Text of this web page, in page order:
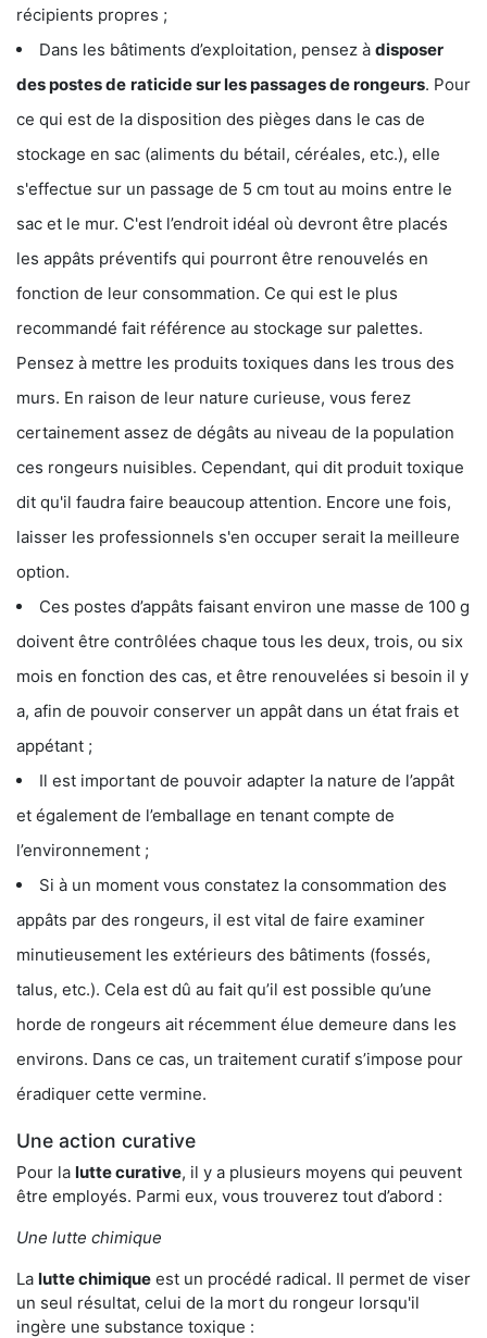
récipients propres ;
Dans les bâtiments d’exploitation, pensez à disposer
des postes de raticide sur les passages de rongeurs. Pour
ce qui est de la disposition des pièges dans le cas de
stockage en sac (aliments du bétail, céréales, etc.), elle
s'effectue sur un passage de 5 cm tout au moins entre le
sac et le mur. C'est l’endroit idéal où devront être placés
les appâts préventifs qui pourront être renouvelés en
fonction de leur consommation. Ce qui est le plus
recommandé fait référence au stockage sur palettes.
Pensez à mettre les produits toxiques dans les trous des
murs. En raison de leur nature curieuse, vous ferez
certainement assez de dégâts au niveau de la population
ces rongeurs nuisibles. Cependant, qui dit produit toxique
dit qu'il faudra faire beaucoup attention. Encore une fois,
laisser les professionnels s'en occuper serait la meilleure
option.
Ces postes d’appâts faisant environ une masse de 100 g
doivent être contrôlées chaque tous les deux, trois, ou six
mois en fonction des cas, et être renouvelées si besoin il y
a, afin de pouvoir conserver un appât dans un état frais et
appétant ;
Il est important de pouvoir adapter la nature de l’appât
et également de l’emballage en tenant compte de
l’environnement ;
Si à un moment vous constatez la consommation des
appâts par des rongeurs, il est vital de faire examiner
minutieusement les extérieurs des bâtiments (fossés,
talus, etc.). Cela est dû au fait qu’il est possible qu’une
horde de rongeurs ait récemment élue demeure dans les
environs. Dans ce cas, un traitement curatif s’impose pour
éradiquer cette vermine.
Une action curative
Pour la lutte curative, il y a plusieurs moyens qui peuvent
être employés. Parmi eux, vous trouverez tout d’abord :
Une lutte chimique
La lutte chimique est un procédé radical. Il permet de viser
un seul résultat, celui de la mort du rongeur lorsqu'il
ingère une substance toxique :